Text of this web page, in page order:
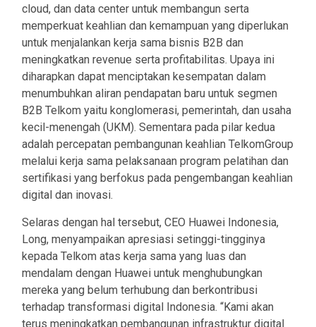
cloud, dan data center untuk membangun serta
memperkuat keahlian dan kemampuan yang diperlukan
untuk menjalankan kerja sama bisnis B2B dan
meningkatkan revenue serta profitabilitas. Upaya ini
diharapkan dapat menciptakan kesempatan dalam
menumbuhkan aliran pendapatan baru untuk segmen
B2B Telkom yaitu konglomerasi, pemerintah, dan usaha
kecil-menengah (UKM). Sementara pada pilar kedua
adalah percepatan pembangunan keahlian TelkomGroup
melalui kerja sama pelaksanaan program pelatihan dan
sertifikasi yang berfokus pada pengembangan keahlian
digital dan inovasi.
Selaras dengan hal tersebut, CEO Huawei Indonesia,
Long, menyampaikan apresiasi setinggi-tingginya
kepada Telkom atas kerja sama yang luas dan
mendalam dengan Huawei untuk menghubungkan
mereka yang belum terhubung dan berkontribusi
terhadap transformasi digital Indonesia. “Kami akan
terus meningkatkan pembangunan infrastruktur digital